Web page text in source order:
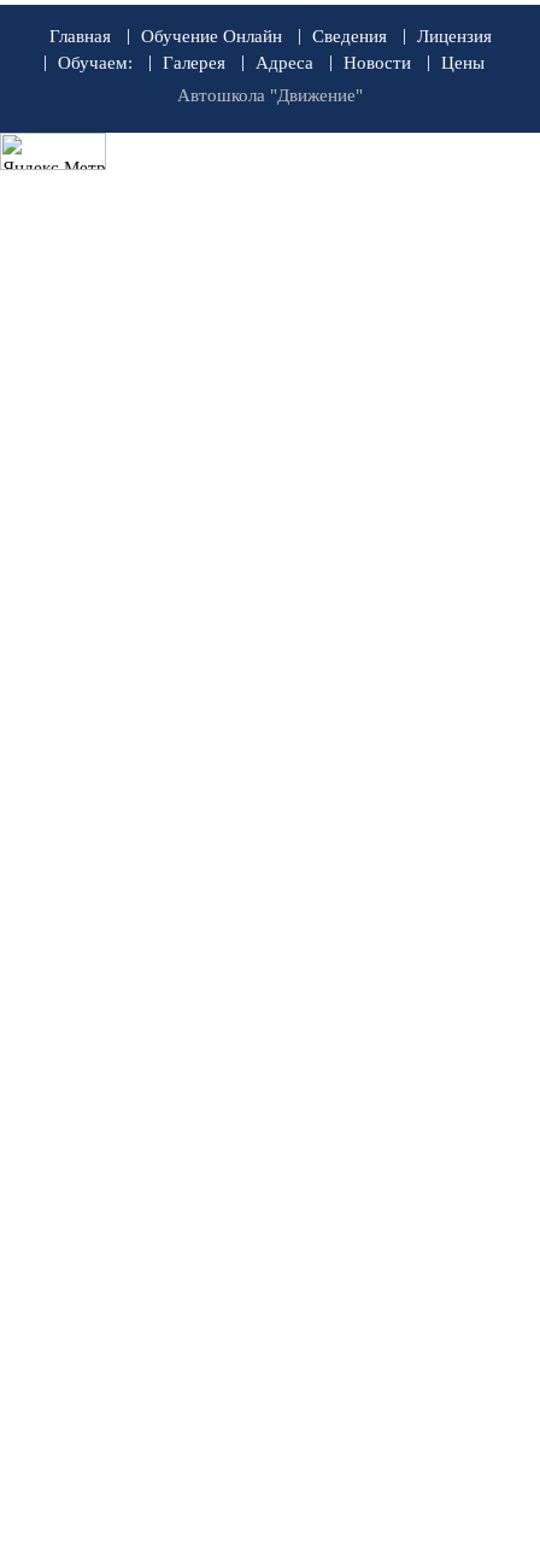
Главная Обучение Онлайн Сведения
Лицензия
Обучаем:
Галерея Адреса Новости
Цены
Автошкола "Движение"